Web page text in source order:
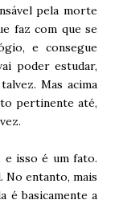
pela morte
faz com que se
e consegue
poder estudar,
Mas acima
pertinente até,
e isso é um fato.
No entanto, mais
é basicamente a